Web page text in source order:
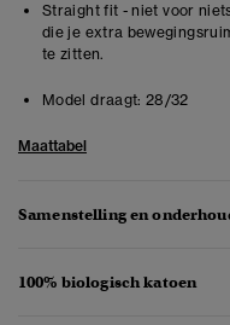
Straight fit - niet voor
die je extra
te zitten.
Model draagt: 28/32
Maattabel
Samenstelling en
100% biologisch katoen